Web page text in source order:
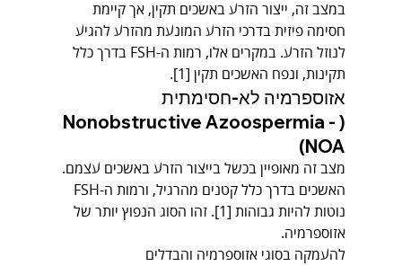
במצב זה, ייצור הזרע באשכים תקין, אך קיימת
חסימה פיזית בדרכי הזרע המונעת מהזרע להגיע
לנוזל הזרע. במקרים אלו, רמות ה-FSH בדרך כלל
תקינות, ונפח האשכים תקין [1].
אזוספרמיה לא-חסימתית
(Nonobstructive Azoospermia -
NOA)
מצב זה מאופיין בכשל בייצור הזרע באשכים עצמם.
נוטות להיות גבוהות [1]. זהו הסוג הנפוץ יותר של
אזוספרמיה.
להעמקה בסוגי אזוספרמיה והבדלים